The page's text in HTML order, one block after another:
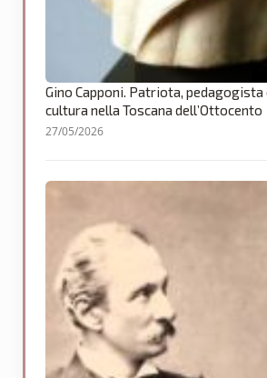
Gino Capponi. Patriota, pedagogista
cultura nella Toscana dell’Ottocento
27/05/2026